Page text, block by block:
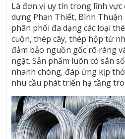
Là đơn vị uy tín trong lĩnh vực
dựng Phan Thiết, Bình
phân phối đa dạng các loại
cuộn, thép cây, thép hộp từ
đảm bảo nguồn gốc rõ ràng
ngặt. Sản phẩm luôn có sẵn
nhanh chóng, đáp ứng kịp
nhu cầu phát triển hạ tầng